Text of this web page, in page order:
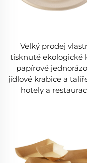
Velký prodej
tisknuté ekologické
papírové
jídlové krabice a
hotely a